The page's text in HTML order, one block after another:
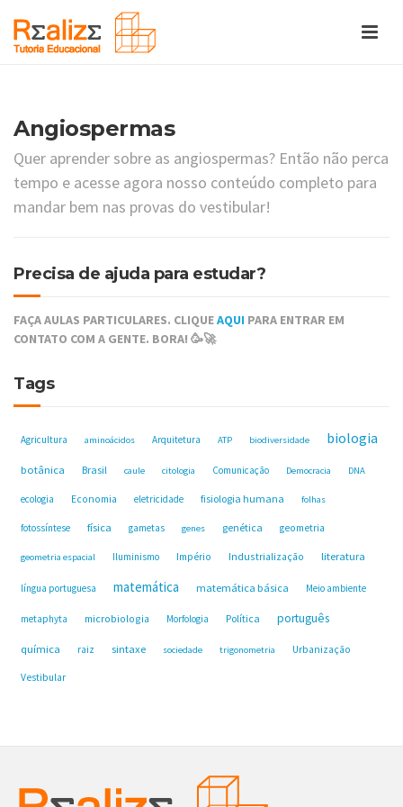
Angiospermas
Quer aprender sobre as angiospermas? Então não perca
tempo e acesse agora nosso conteúdo completo para
mandar bem nas provas do vestibular!
Precisa de ajuda para estudar?
FAÇA AULAS PARTICULARES. CLIQUEAQUI PARA ENTRAR EM
CONTATO COM A GENTE. BORA! 🥳🚀
Tags
Agricultura aminoácidos Arquitetura ATP biodiversidade biologia
botânica Brasil caule citologia Comunicação Democracia DNA
ecologia Economia eletricidade fisiologia humana folhas
fotossíntese física gametas genes genética geometria
geometria espacial Iluminismo Império Industrialização literatura
língua portuguesa matemática matemática básica Meio ambiente
metaphyta microbiologia Morfologia Política português
química raiz sintaxe sociedade trigonometria Urbanização
Vestibular